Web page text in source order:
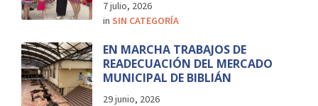
7 julio, 2026
in SIN CATEGORÍA
EN MARCHA TRABAJOS DE
READECUACIÓN DEL MERCADO
MUNICIPAL DE BIBLIÁN
29 junio, 2026